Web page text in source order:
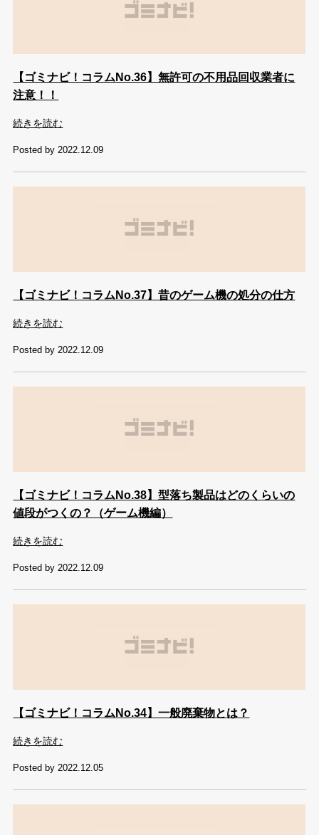
【ゴミナビ！コラムNo.36】無許可の不用品回収業者に
注意！！
続きを読む
Posted by 2022.12.09
【ゴミナビ！コラムNo.37】昔のゲーム機の処分の仕方
続きを読む
Posted by 2022.12.09
【ゴミナビ！コラムNo.38】型落ち製品はどのくらいの
値段がつくの？（ゲーム機編）
続きを読む
Posted by 2022.12.09
【ゴミナビ！コラムNo.34】一般廃棄物とは？
続きを読む
Posted by 2022.12.05